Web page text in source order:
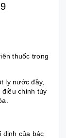
thuốc trong
ly nước đầy,
chỉnh tùy
định của bác